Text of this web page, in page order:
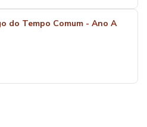
do Tempo Comum - Ano A